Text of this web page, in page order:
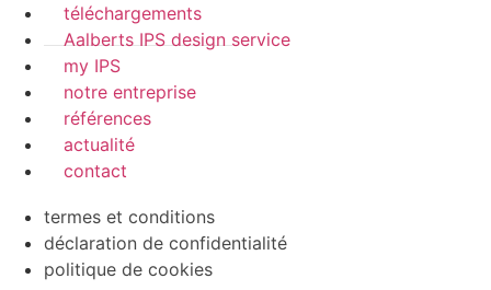
téléchargements
Aalberts IPS design service
my IPS
notre entreprise
références
actualité
contact
termes et conditions
déclaration de confidentialité
politique de cookies